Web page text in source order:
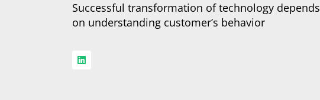
Successful transformation of technology depends
on understanding customer’s behavior